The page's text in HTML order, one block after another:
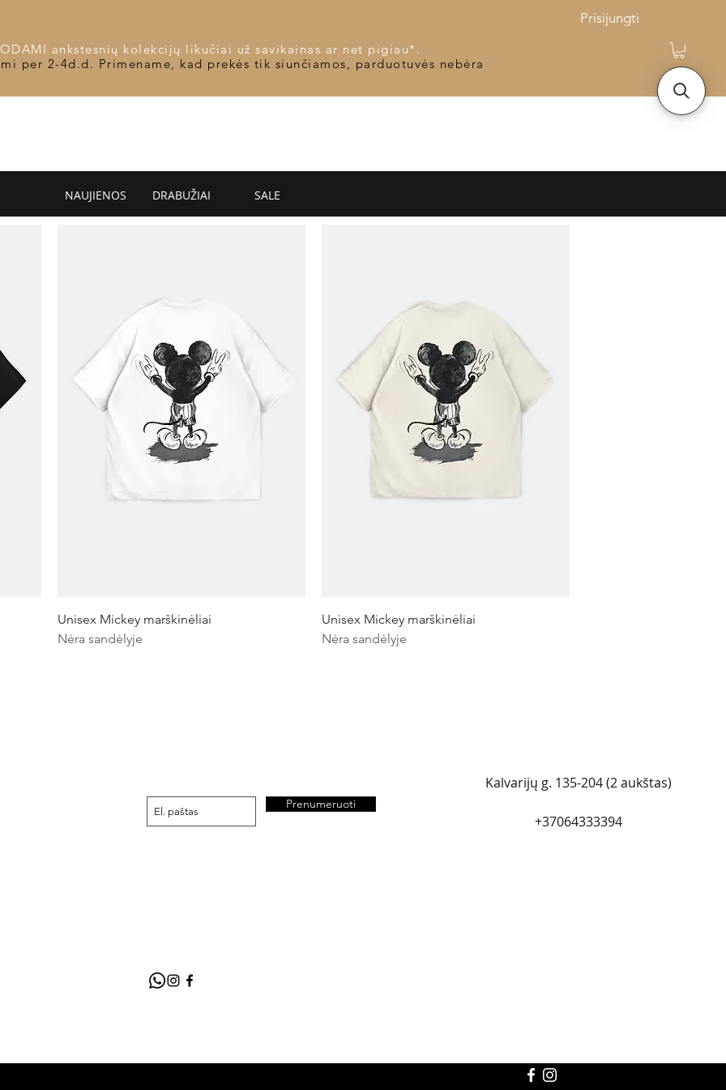
Prisijungti
ankstesnių kolekcijų likučiai už savikainas ar net pigiau*.
per 2-4d.d. Primename, kad prekės tik siunčiamos, parduotuvės nebėra
NAUJIENOS DRABUŽIAI SALE
Greita peržiūra
Unisex Mickey marškinėliai
Nėra sandėlyje
Greita peržiūra
Unisex Mickey marškinėliai
Nėra sandėlyje
Prenumeruoti
Kalvarijų g. 135-204 (2 aukštas)
+37064333394